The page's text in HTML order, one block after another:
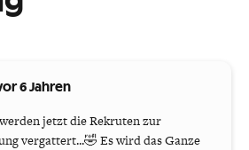
6 Jahren
jetzt die Rekruten zur
vergattert...🤣 Es wird das Ganze